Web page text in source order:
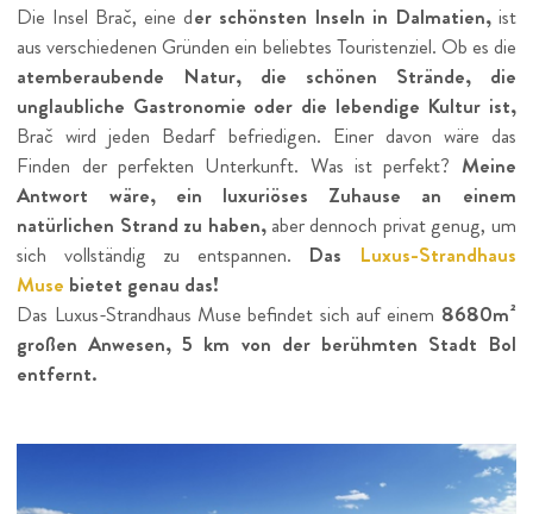
Die Insel Brač, eine der schönsten Inseln in Dalmatien,ist
aus verschiedenen Gründen ein beliebtes Touristenziel. Ob es die
atemberaubende Natur, die schönen Strände, die
unglaubliche Gastronomie oder die lebendige Kultur ist,
Brač wird jeden Bedarf befriedigen. Einer davon wäre das
Finden der perfekten Unterkunft. Was ist perfekt? Meine
Antwort wäre, ein luxuriöses Zuhause an einem
natürlichen Strand zu haben,aber dennoch privat genug, um
sich vollständig zu entspannen. Das Luxus-Strandhaus
Muse bietet genau das!
Das Luxus-Strandhaus Muse befindet sich auf einem 8680m²
großen Anwesen, 5 km von der berühmten Stadt Bol
entfernt.